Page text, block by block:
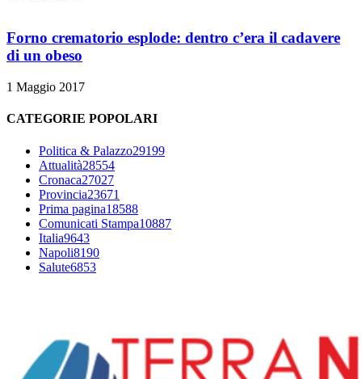
Forno crematorio esplode: dentro c’era il cadavere
di un obeso
1 Maggio 2017
CATEGORIE POPOLARI
Politica & Palazzo29199
Attualità28554
Cronaca27027
Provincia23671
Prima pagina18588
Comunicati Stampa10887
Italia9643
Napoli8190
Salute6853